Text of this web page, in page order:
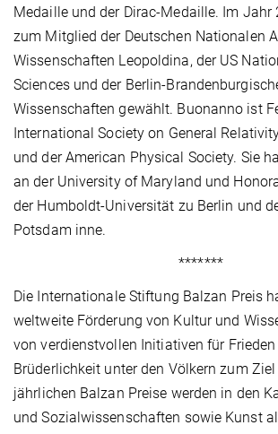
Medaille und der Dirac-Medaille. Im Jahr
zum Mitglied der Deutschen Nationalen
Wissenschaften Leopoldina, der US
Sciences und der Berlin-
Wissenschaften gewählt. Buonanno ist
International Society on General
und der American Physical Society. Sie
an der University of Maryland und
der Humboldt-Universität zu Berlin und
Potsdam inne.
*******
Die Internationale Stiftung Balzan Preis
weltweite Förderung von Kultur und
von verdienstvollen Initiativen für
Brüderlichkeit unter den Völkern zum
jährlichen Balzan Preise werden in den
und Sozialwissenschaften sowie Kunst